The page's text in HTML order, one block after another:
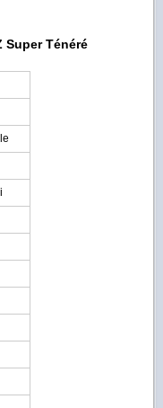
Super Ténéré